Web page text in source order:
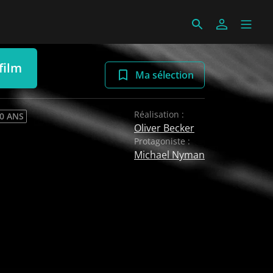
Ma sélection
ANS Réalisation :
Oliver Becker
Protagoniste :
Michael Nyman